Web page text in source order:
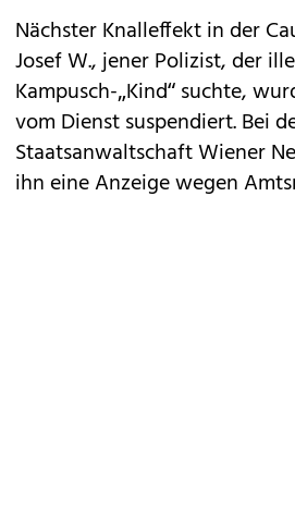
Nächster Knall­effekt in der
Josef W., jener Polizist, der
Kampusch-„Kind“ suchte,
vom Dienst suspendiert. Bei
Staatsanwaltschaft Wiener
ihn eine Anzeige wegen